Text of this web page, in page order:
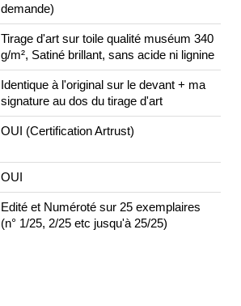
demande)
Tirage d'art sur toile qualité muséum 340
g/m², Satiné brillant, sans acide ni lignine
Identique à l'original sur le devant + ma
signature au dos du tirage d'art
OUI (Certification Artrust)
OUI
Edité et Numéroté sur 25 exemplaires
(n° 1/25, 2/25 etc jusqu'à 25/25)